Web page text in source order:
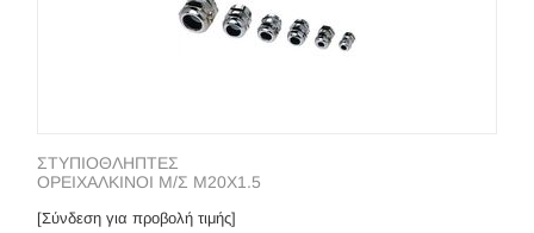
ΣΤΥΠΙΟΘΛΗΠΤΕΣ
ΟΡΕΙΧΑΛΚΙΝΟΙ Μ/Σ Μ20Χ1.5
[Σύνδεση για προβολή τιμής]